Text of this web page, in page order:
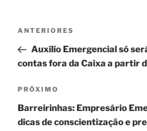
Navegação
Post
Post
anterior
ANTERIORES
Auxílio Emergencial só
contas fora da Caixa a partir
Próximo
post
PRÓXIMO
Barreirinhas: Empresário
dicas de conscientização e